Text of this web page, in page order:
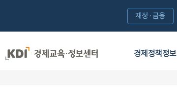
경제정책정보
재정·금융